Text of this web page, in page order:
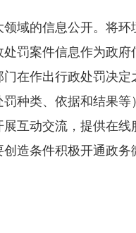
的信息公开。将环
罚案件信息作为政
在作出行政处罚决
种类、依据和结果
互动交流，提供在
造条件积极开通政务